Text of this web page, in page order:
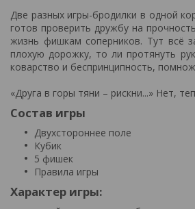
Две разных игры-бродилки в одной
готов проверить дружбу на
жизнь фишкам соперников. Тут всё
плохую дорожку, то ли протянуть
коварство и беспринципность,
«Друга в горы тяни – рискни...» Нет,
Состав игры
Двухстороннее поле
Кубик
5 фишек
Правила игры
Характер игры: